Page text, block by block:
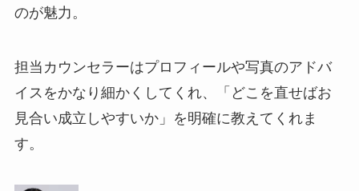
のが魅力。
担当カウンセラーはプロフィールや写真のアドバ
イスをかなり細かくしてくれ、「どこを直せばお
見合い成立しやすいか」を明確に教えてくれま
す。